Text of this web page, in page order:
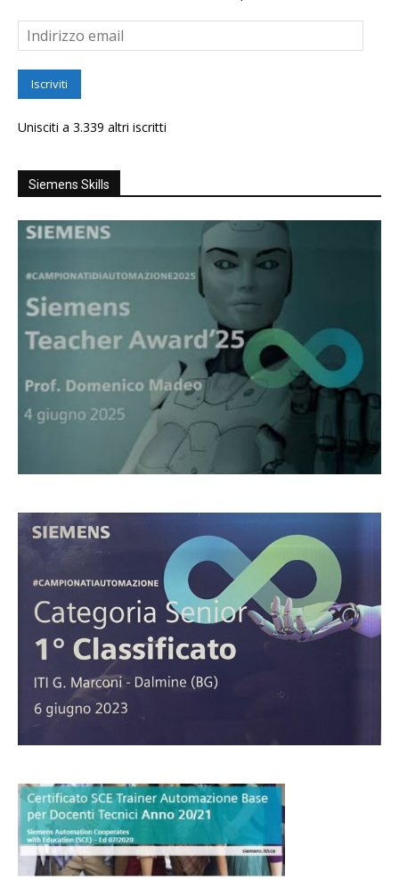
Indirizzo
email
Iscriviti
Unisciti a 3.339 altri iscritti
Siemens Skills